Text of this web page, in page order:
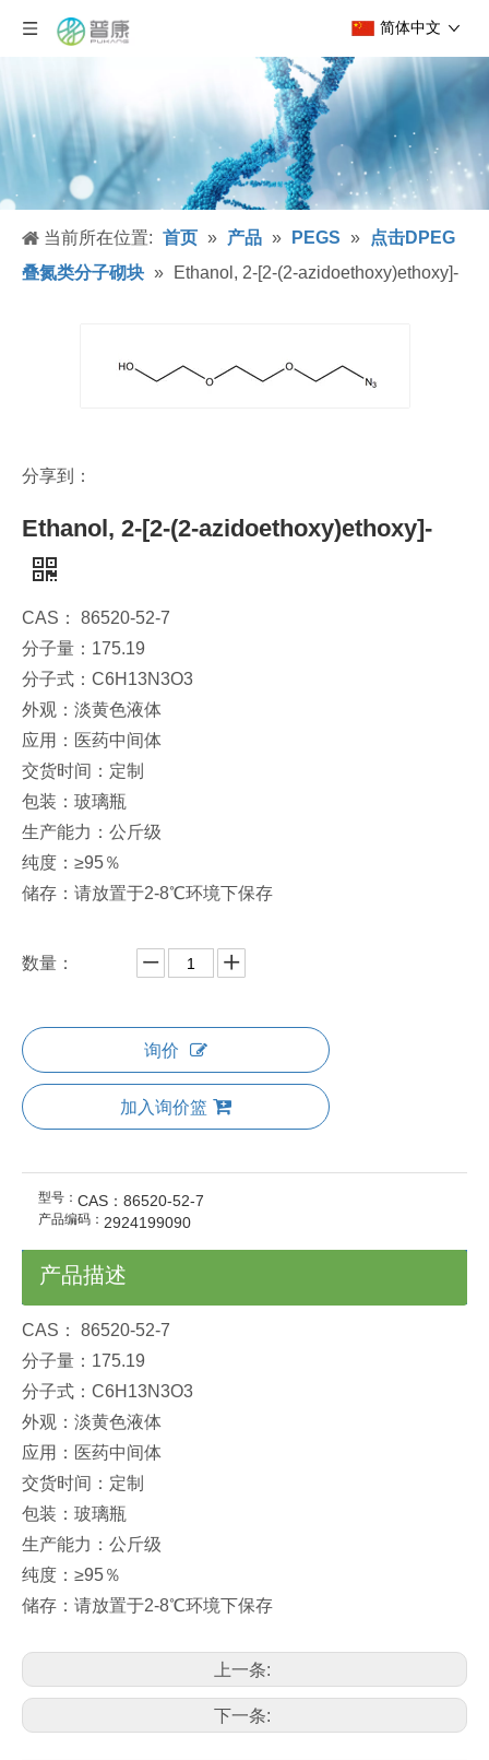
简体中文
当前所在位置: 首页 » 产品 » PEGS »
点击DPEG
叠氮类分子砌块 » Ethanol, 2-[2-(2-azidoethoxy)ethoxy]-
分享到：
Ethanol, 2-[2-(2-azidoethoxy)ethoxy]-
CAS： 86520-52-7
分子量：175.19
分子式：C6H13N3O3
外观：淡黄色液体
应用：医药中间体
交货时间：定制
包装：玻璃瓶
生产能力：公斤级
纯度：≥95％
储存：请放置于2-8℃环境下保存
数量：
询价
加入询价篮
型号： CAS：86520-52-7
产品编码： 2924199090
产品描述
CAS： 86520-52-7
分子量：175.19
分子式：C6H13N3O3
外观：淡黄色液体
应用：医药中间体
交货时间：定制
包装：玻璃瓶
生产能力：公斤级
纯度：≥95％
储存：请放置于2-8℃环境下保存
上一条:
下一条: